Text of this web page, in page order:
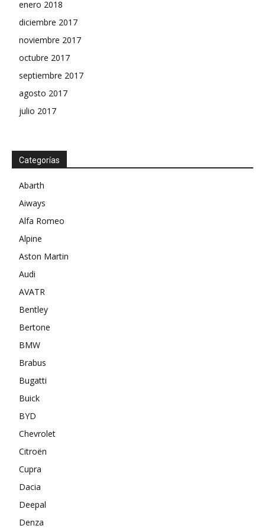
enero 2018
diciembre 2017
noviembre 2017
octubre 2017
septiembre 2017
agosto 2017
julio 2017
Categorías
Abarth
Aiways
Alfa Romeo
Alpine
Aston Martin
Audi
AVATR
Bentley
Bertone
BMW
Brabus
Bugatti
Buick
BYD
Chevrolet
Citroën
Cupra
Dacia
Deepal
Denza